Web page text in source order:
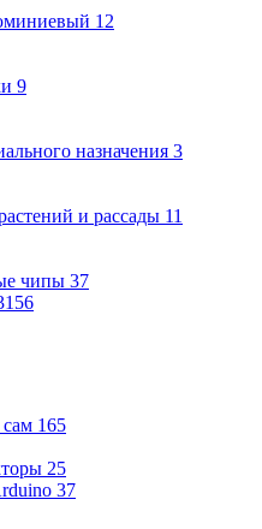
12
9
назначения 3
и рассады 11
чипы 37
165
25
37